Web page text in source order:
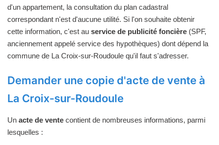
d'un appartement, la consultation du plan cadastral
correspondant n'est d'aucune utilité. Si l'on souhaite obtenir
cette information, c'est au service de publicité foncière (SPF,
anciennement appelé service des hypothèques) dont dépend la
commune de La Croix-sur-Roudoule qu'il faut s'adresser.
Demander une copie d'acte de vente à
La Croix-sur-Roudoule
Un acte de vente contient de nombreuses informations, parmi
lesquelles :